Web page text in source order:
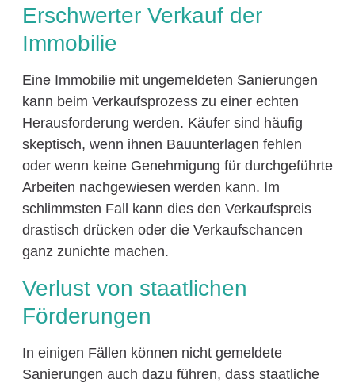
Erschwerter Verkauf der
Immobilie
Eine Immobilie mit ungemeldeten Sanierungen
kann beim Verkaufsprozess zu einer echten
Herausforderung werden. Käufer sind häufig
skeptisch, wenn ihnen Bauunterlagen fehlen
oder wenn keine Genehmigung für durchgeführte
Arbeiten nachgewiesen werden kann. Im
schlimmsten Fall kann dies den Verkaufspreis
drastisch drücken oder die Verkaufschancen
ganz zunichte machen.
Verlust von staatlichen
Förderungen
In einigen Fällen können nicht gemeldete
Sanierungen auch dazu führen, dass staatliche